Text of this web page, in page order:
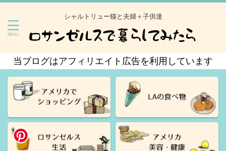
シャルトリュー猫と夫婦＋子供達
当ブログはアフィリエイト広告を利用しています